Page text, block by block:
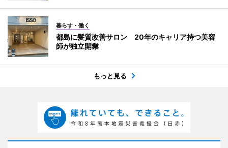
暮らす・働く
都島に髪質改善サロン 20年のキャリア持つ美容
師が独立開業
もっと見る